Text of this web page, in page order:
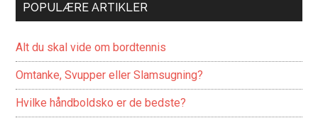
POPULÆRE ARTIKLER
Alt du skal vide om bordtennis
Omtanke, Svupper eller Slamsugning?
Hvilke håndboldsko er de bedste?